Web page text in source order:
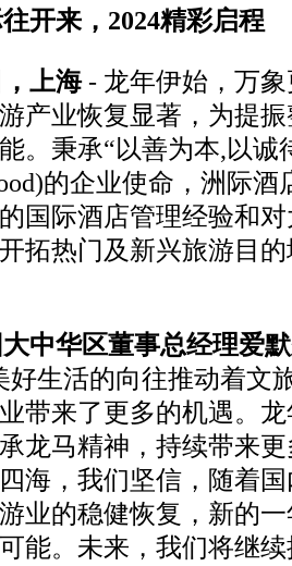
开来，2024精彩启程
上海- 龙年伊始，万
产业恢复显著，为提
。秉承“以善为本,以诚
的企业使命，洲际酒
国际酒店管理经验和
拓热门及新兴旅游目
中华区董事总经理爱
好生活的向往推动着文
带来了更多的机遇。
龙马精神，持续带来
海，我们坚信，随着
业的稳健恢复，新的
能。未来，我们将继